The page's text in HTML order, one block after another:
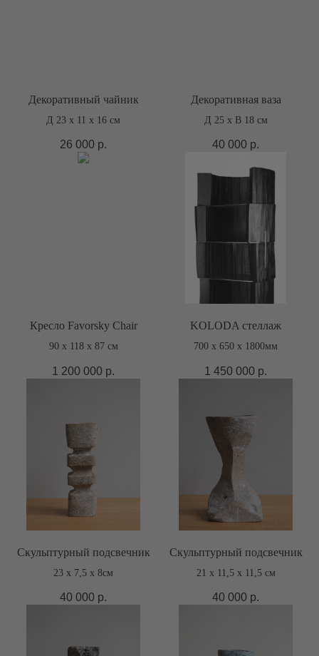
Декоративный чайник
Д 23 х 11 х 16 см
26 000 р.
Декоративная ваза
Д 25 х В 18 см
40 000 р.
Кресло Favorsky Chair
90 х 118 х 87 см
1 200 000 р.
KOLODA стеллаж
700 х 650 х 1800мм
1 450 000 р.
Скульптурный подсвечник
23 х 7,5 х 8см
40 000 р.
Скульптурный подсвечник
21 х 11,5 х 11,5 см
40 000 р.